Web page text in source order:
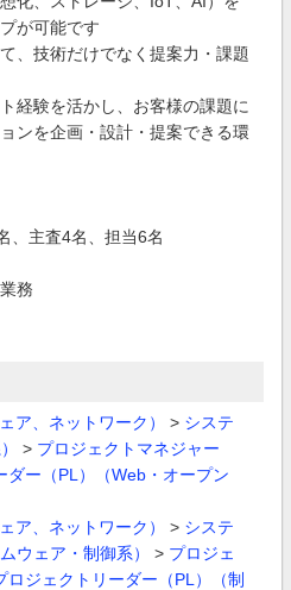
が可能です
、技術だけでなく提案力・課題
経験を活かし、お客様の課題に
ンを企画・設計・提案できる環
、主査4名、担当6名
務
ア、ネットワーク） > システ
> プロジェクトマネジャー
ダー（PL）（Web・オープン
ア、ネットワーク）
> システ
ウェア・制御系）
> プロジェ
ジェクトリーダー（PL）（制